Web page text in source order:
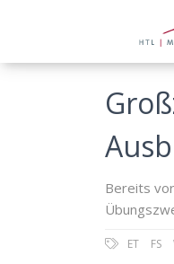
Bereits
ET FS